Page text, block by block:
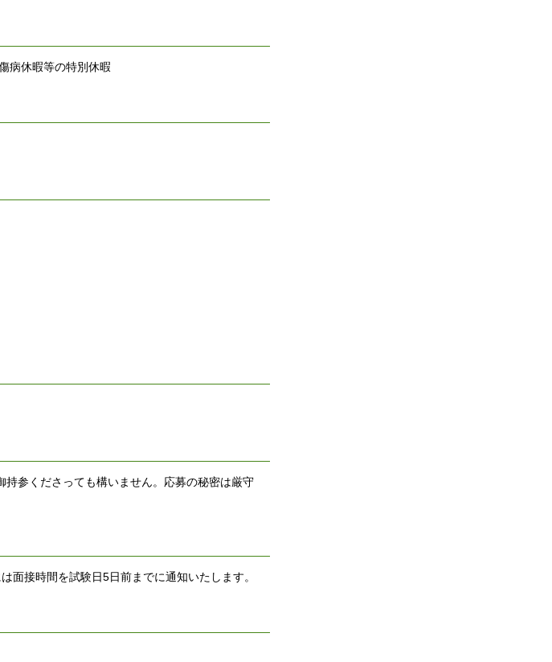
病休暇等の特別休暇
参くださっても構いません。応募の秘密は厳守
面接時間を試験日5日前までに通知いたします。